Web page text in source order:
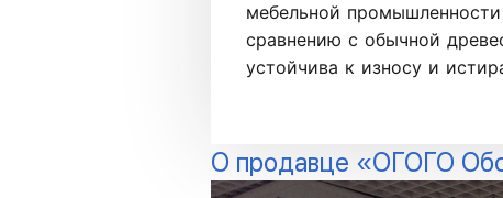
мебельной
сравнению с обычной
устойчива к износу и
О продавце «ОГОГО